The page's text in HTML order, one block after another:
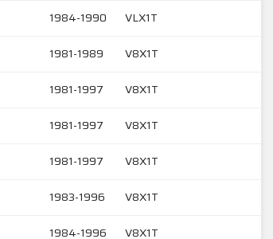
1984-1990 VLX1T
1981-1989 V8X1T
1981-1997 V8X1T
1981-1997 V8X1T
1981-1997 V8X1T
1983-1996 V8X1T
1984-1996 V8X1T